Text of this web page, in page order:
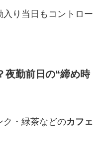
入り当日もコントロー
夜勤前日の“締め時
ク・緑茶などのカフェ